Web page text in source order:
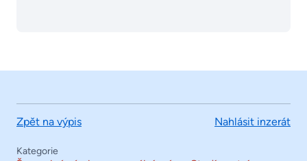
Zpět na výpis Nahlásit inzerát
Kategorie